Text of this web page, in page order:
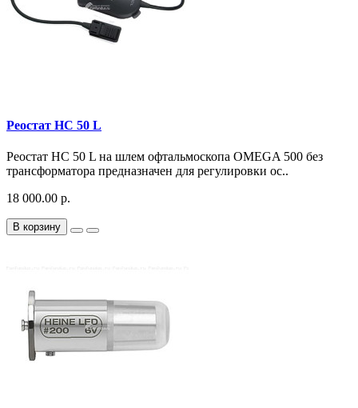
Реостат HC 50 L
Реостат HC 50 L на шлем офтальмоскопа OMEGA 500 без
трансформатора предназначен для регулировки ос..
18 000.00 р.
В корзину